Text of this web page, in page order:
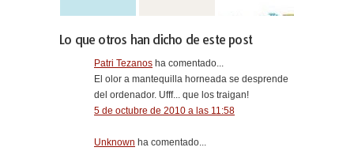
Lo que otros han dicho de este post
Patri Tezanos ha comentado...
El olor a mantequilla horneada se desprende
del ordenador. Ufff... que los traigan!
5 de octubre de 2010 a las 11:58
Unknown ha comentado...